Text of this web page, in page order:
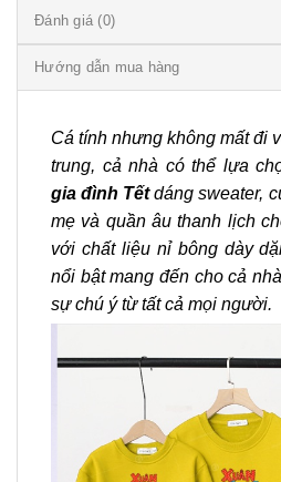
Đánh giá (0)
Hướng dẫn mua hàng
Cá tính nhưng không mất đi
trung, cả nhà có thể lựa
gia đình Tếtdáng sweater,
mẹ và quần âu thanh lịch
với chất liệu nỉ bông dày
nổi bật mang đến cho cả
sự chú ý từ tất cả mọi người.